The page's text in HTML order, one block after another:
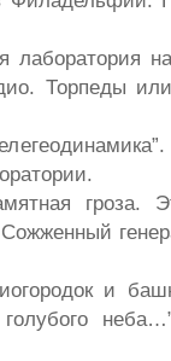
Торпеды
и